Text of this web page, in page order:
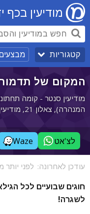
מודיעין בכף
קטגוריות
המקום של תדמור
מודיעין סנטר - קומה
המנהרה), צאלון 21, מודיעין
לצ'אט Waze
עודכן לאחרונה: לפני יותר
חוגים שבועיים לכל
לשגרה!